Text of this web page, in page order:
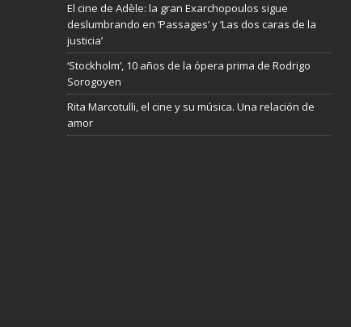
El cine de Adèle: la gran Exarchopoulos sigue
deslumbrando en ’Passages’ y ’Las dos caras de la
justicia’
‘Stockholm’, 10 años de la ópera prima de Rodrigo
Sorogoyen
Rita Marcotulli, el cine y su música. Una relación de
amor